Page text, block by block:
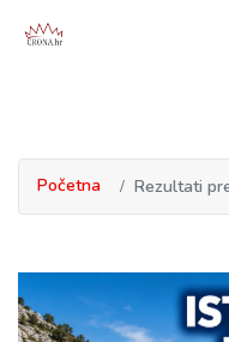
Početna Rezultati